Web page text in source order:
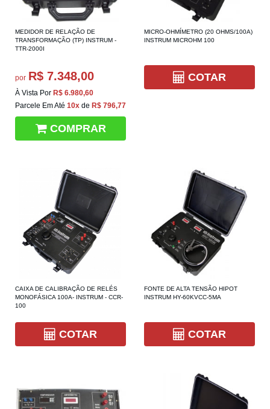
MEDIDOR DE RELAÇÃO DE
TRANSFORMAÇÃO (TP) INSTRUM -
TTR-2000I
por R$ 7.348,00
À Vista Por R$ 6.980,60
Parcele Em Até 10x de R$ 796,77
COMPRAR
MICRO-OHMÍMETRO (20 OHMS/100A)
INSTRUM MICROHM 100
COTAR
CAIXA DE CALIBRAÇÃO DE RELÉS
MONOFÁSICA 100A- INSTRUM - CCR-
100
COTAR
FONTE DE ALTA TENSÃO HIPOT
INSTRUM HY-60KVCC-5MA
COTAR